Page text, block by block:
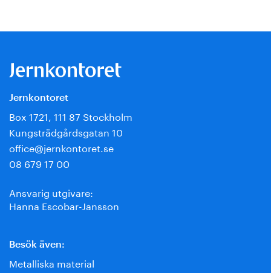
Jernkontoret
Box 1721, 111 87 Stockholm
Kungsträdgårdsgatan 10
office@jernkontoret.se
08 679 17 00
Ansvarig utgivare:
Hanna Escobar-Jansson
Besök även:
Metalliska material